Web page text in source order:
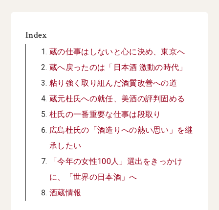
Index
蔵の仕事はしないと心に決め、東京へ
蔵へ戻ったのは「日本酒 激動の時代」
粘り強く取り組んだ酒質改善への道
蔵元杜氏への就任、美酒の評判固める
杜氏の一番重要な仕事は段取り
広島杜氏の「酒造りへの熱い思い」を継
承したい
「今年の女性100人」選出をきっかけ
に、「世界の日本酒」へ
酒蔵情報